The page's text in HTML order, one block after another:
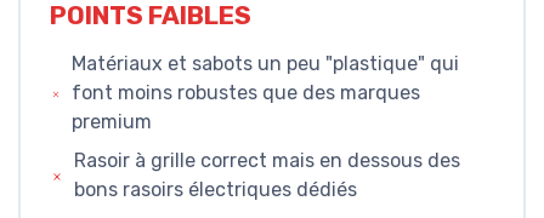
POINTS FAIBLES
Matériaux et sabots un peu "plastique" qui
font moins robustes que des marques
premium
Rasoir à grille correct mais en dessous des
bons rasoirs électriques dédiés